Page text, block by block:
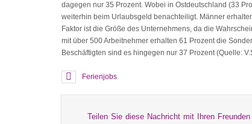
dagegen nur 35 Prozent. Wobei in Ostdeutschland (33
weiterhin beim Urlaubsgeld benachteiligt. Männer
Faktor ist die Größe des Unternehmens, da die
mit über 500 Arbeitnehmer erhalten 61 Prozent die
Beschäftigten sind es hingegen nur 37 Prozent (Quelle:
Ferienjobs
Teilen Sie diese Nachricht mit Ihren